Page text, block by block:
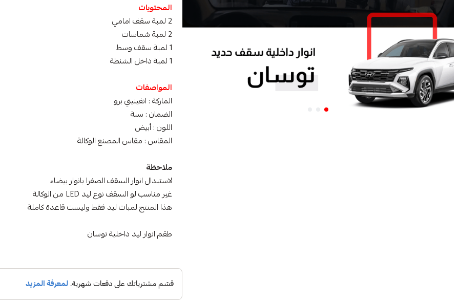
المحتويات
2 لمبة سقف امامي
2 لمبة شماسات
1 لمبة سقف وسط
1 لمبة داخل الشنطة
المواصفات
الماركة : انفينيتي برو
الضمان : سنة
اللون : أبيض
المقاس : مقاس المصنع الوكالة
ملاحظة
لاستبدال انوار السقف الصفرا بانوار بيضاء
غير مناسب لو السقف نوع ليد LED من الوكالة
هذا المنتج لمبات ليد فقط وليست قاعدة كاملة
طقم انوار ليد داخلية توسان